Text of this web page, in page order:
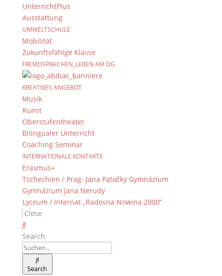
UnterrichtPlus
Ausstattung
UMWELTSCHULE
Mobilität
Zukunftsfähige Klasse
FREMDSPRACHEN_LEBEN AM DG
KREATIVES ANGEBOT
Musik
Kunst
Oberstufentheater
Bilingualer Unterricht
Coaching Seminar
INTERNATIONALE KONTAKTE
Erasmus+
Tschechien / Prag- Jana Patočky Gymnázium
Gymnázium Jana Nerudy
Lyceum / Internat „Radosna Nowina 2000”
Close
Search
Search